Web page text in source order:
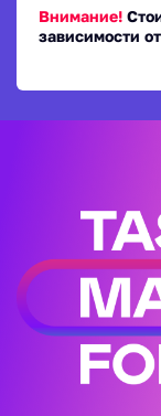
Внимание!
зависимости